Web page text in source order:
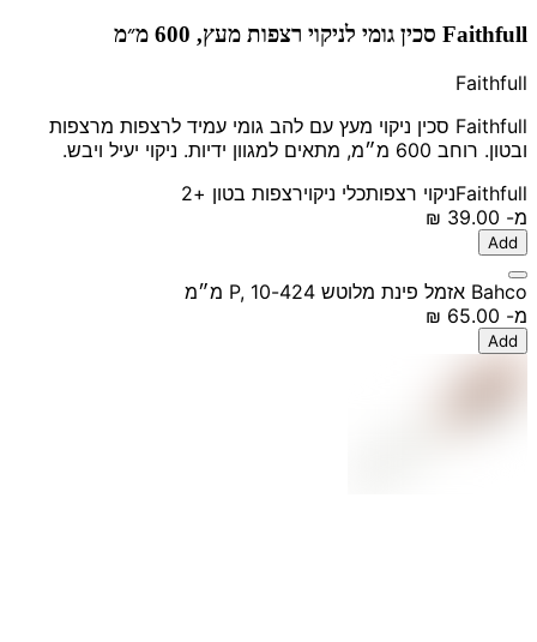
Faithfull סכין גומי לניקוי רצפות מעץ, 600 מ״מ
Faithfull
Faithfull סכין ניקוי מעץ עם להב גומי עמיד לרצפות מרצפות
ובטון. רוחב 600 מ״מ, מתאים למגוון ידיות. ניקוי יעיל ויבש.
Faithfullניקוי רצפותכלי ניקוירצפות בטון +2
מ-
Add
Bahco אזמל פינת מלוטש 424-P, 10 מ״מ
מ-
Add